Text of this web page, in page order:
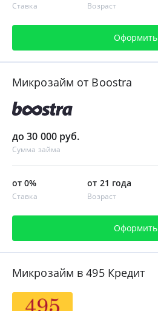
Ставка Возраст
Оформить
Микрозайм от Boostra
до 30 000 руб.
Сумма займа
от 0%
Ставка
от 21 года
Возраст
Оформить
Микрозайм в 495 Кредит